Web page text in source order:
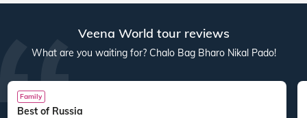
Veena World tour reviews
What are you waiting for? Chalo Bag Bharo Nikal Pado!
Family
Best of Russia